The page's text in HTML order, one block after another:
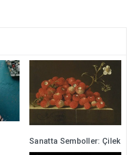
Sanatta Semboller: Çilek